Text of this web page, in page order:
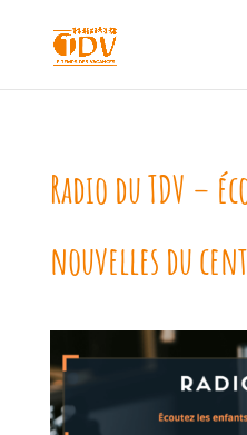
Radio du TDV –
nouvelles du